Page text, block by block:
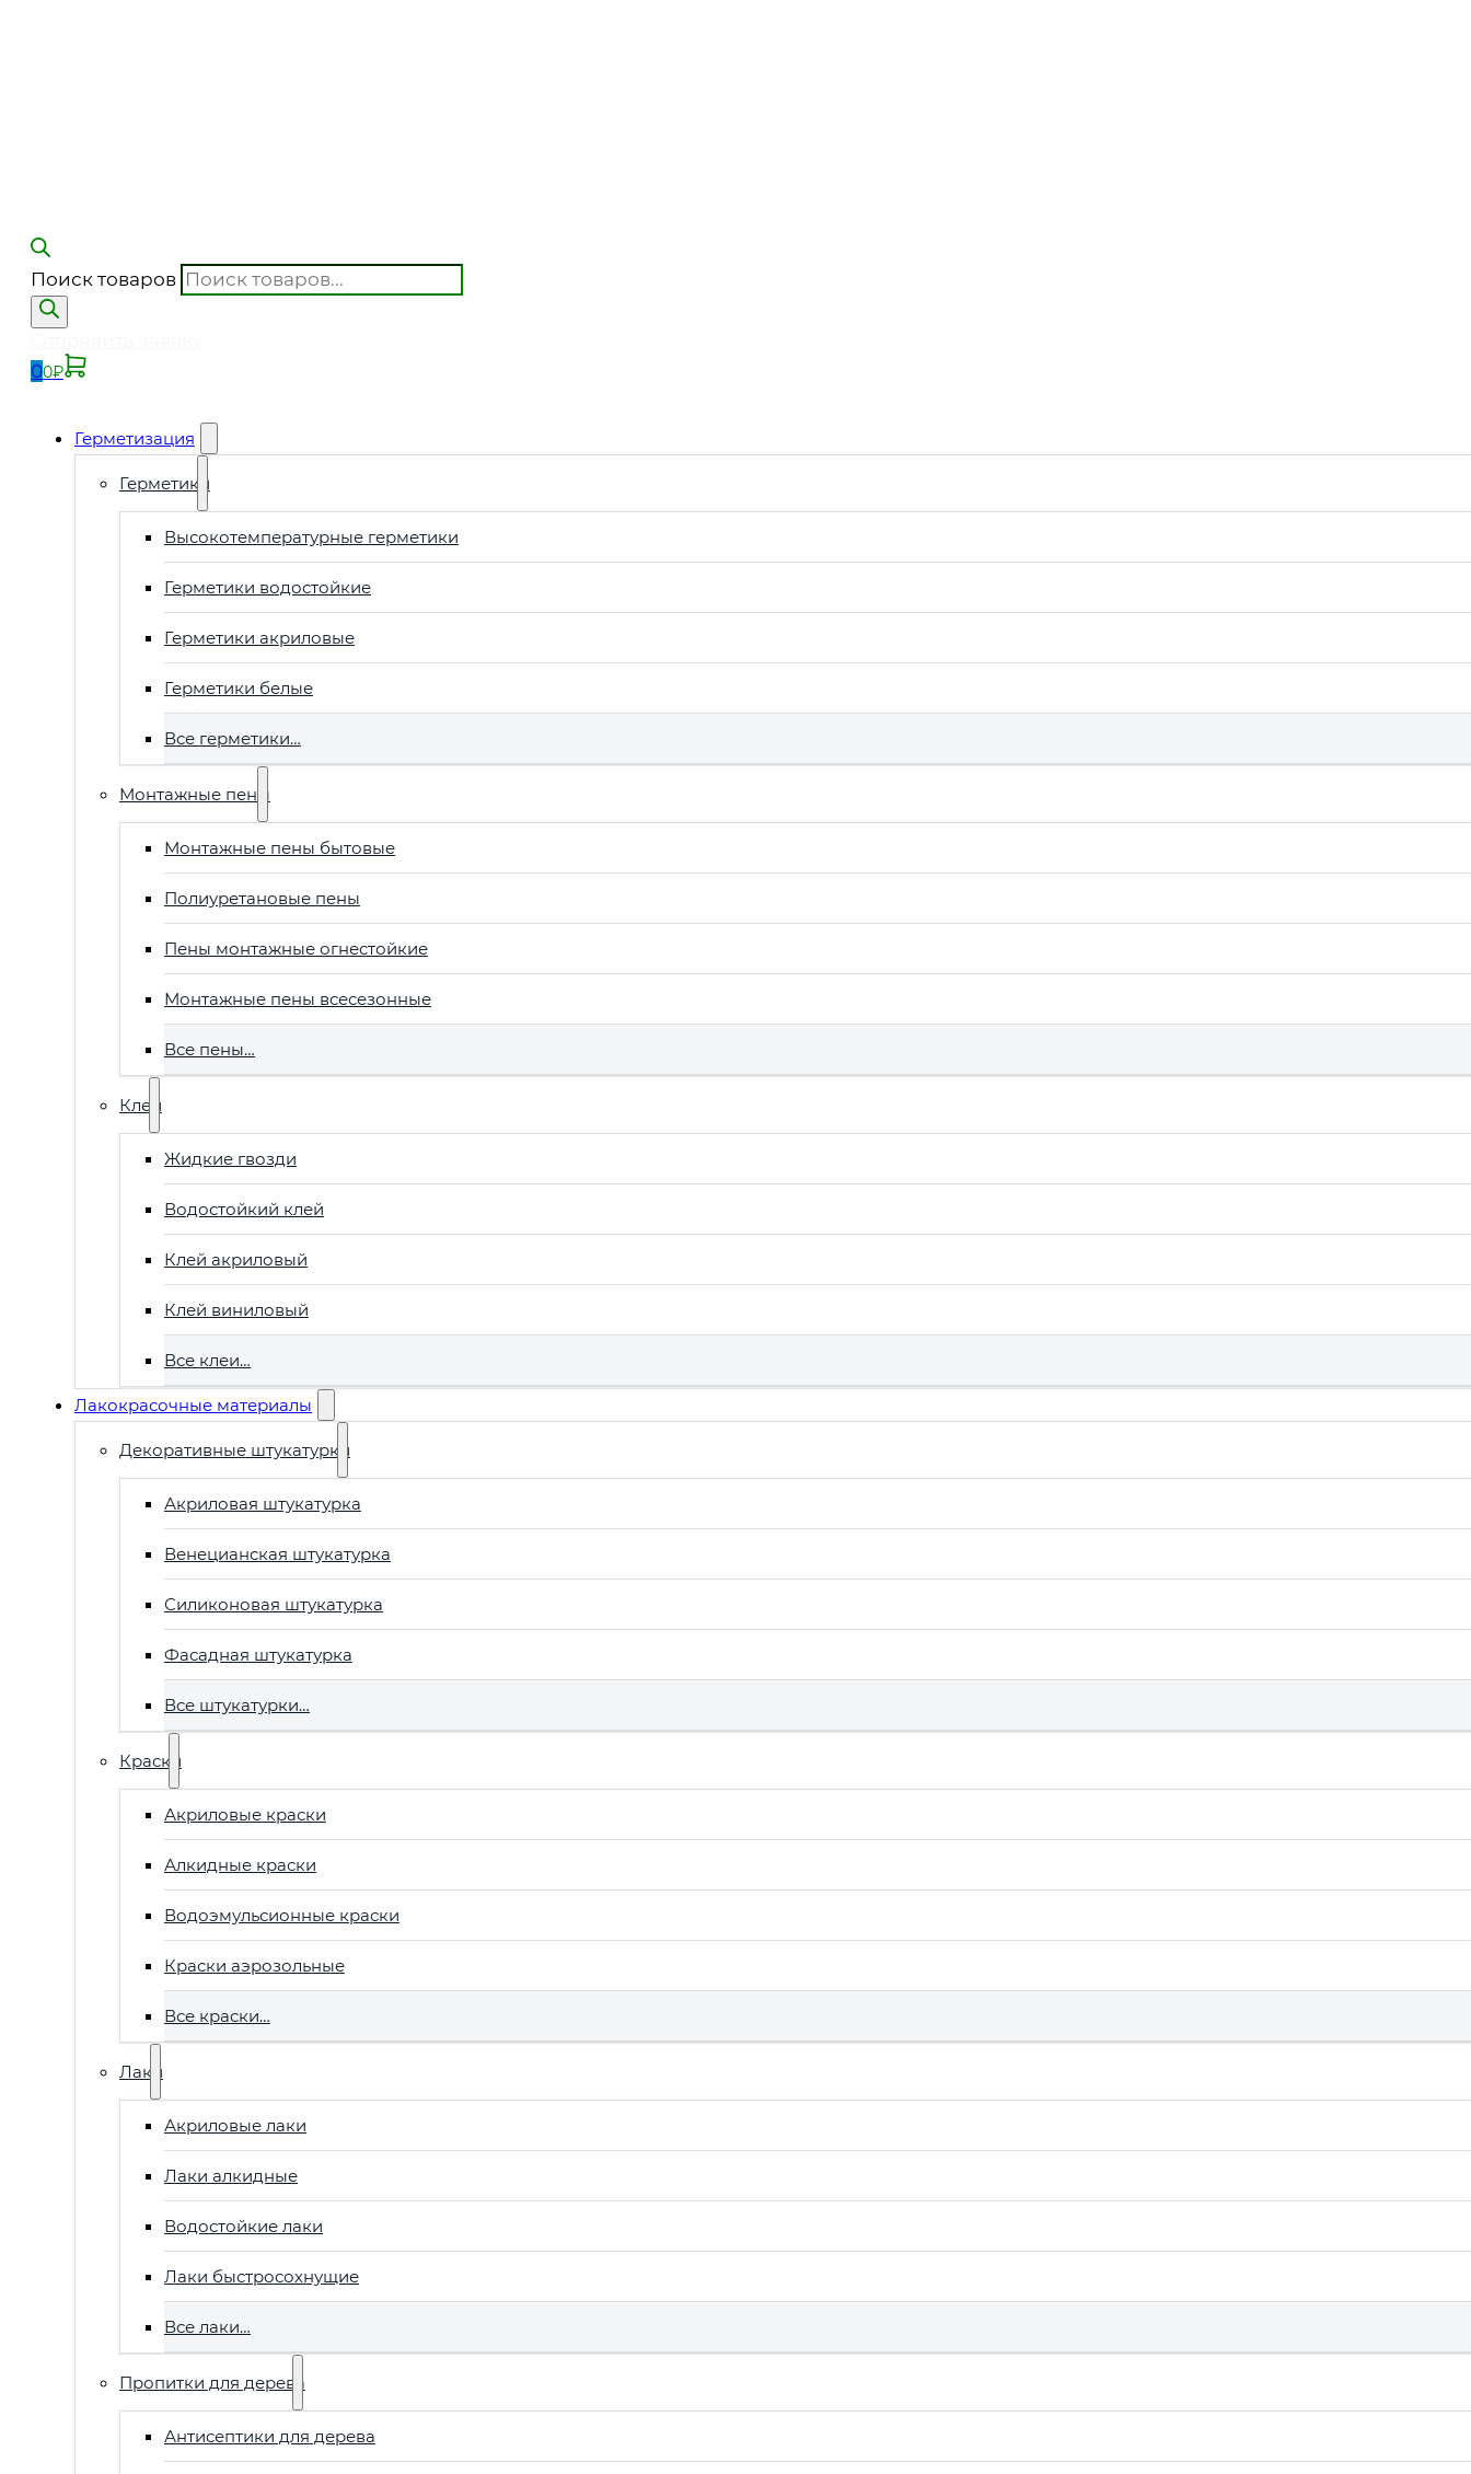
Поиск товаров
00₽
Герметизация
Герметики
Высокотемпературные герметики
Герметики водостойкие
Герметики акриловые
Герметики белые
Все герметики…
Монтажные пены
Монтажные пены бытовые
Полиуретановые пены
Пены монтажные огнестойкие
Монтажные пены всесезонные
Все пены…
Клеи
Жидкие гвозди
Водостойкий клей
Клей акриловый
Клей виниловый
Все клеи…
Лакокрасочные материалы
Декоративные штукатурки
Акриловая штукатурка
Венецианская штукатурка
Силиконовая штукатурка
Фасадная штукатурка
Все штукатурки…
Краски
Акриловые краски
Алкидные краски
Водоэмульсионные краски
Краски аэрозольные
Все краски…
Лаки
Акриловые лаки
Лаки алкидные
Водостойкие лаки
Лаки быстросохнущие
Все лаки…
Пропитки для дерева
Антисептики для дерева